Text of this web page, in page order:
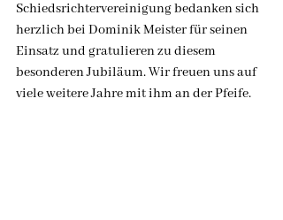
Schiedsrichtervereinigung bedanken sich
herzlich bei Dominik Meister für seinen
Einsatz und gratulieren zu diesem
besonderen Jubiläum. Wir freuen uns auf
viele weitere Jahre mit ihm an der Pfeife.